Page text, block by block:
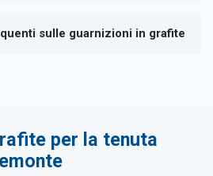
sulle guarnizioni in grafite
per la tenuta